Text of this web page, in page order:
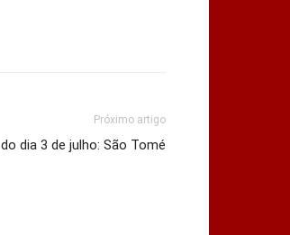
Próximo artigo
dia 3 de julho: São Tomé